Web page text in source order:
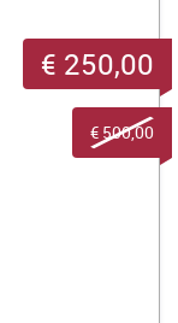
€ 250,00
€ 500,00